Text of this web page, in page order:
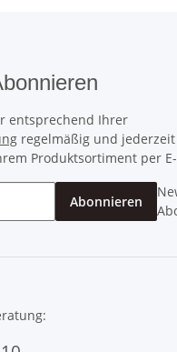
entsprechend Ihrer
regelmäßig und
Produktsortiment per
Abonnieren